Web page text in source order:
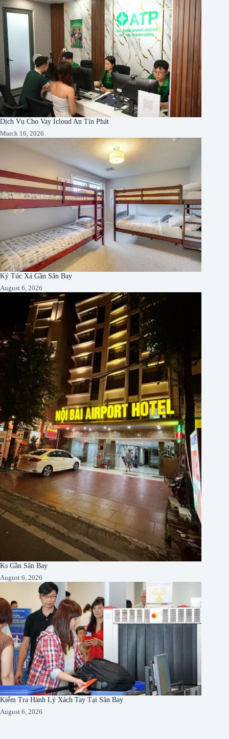
Dịch Vụ Cho Vay Icloud An Tín Phát
March 16, 2026
Ký Túc Xá Gần Sân Bay
August 6, 2026
Ks Gần Sân Bay
August 6, 2026
Kiểm Tra Hành Lý Xách Tay Tại Sân Bay
August 6, 2026